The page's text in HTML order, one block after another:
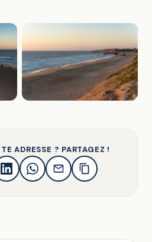
ADRESSE ? PARTAGEZ !